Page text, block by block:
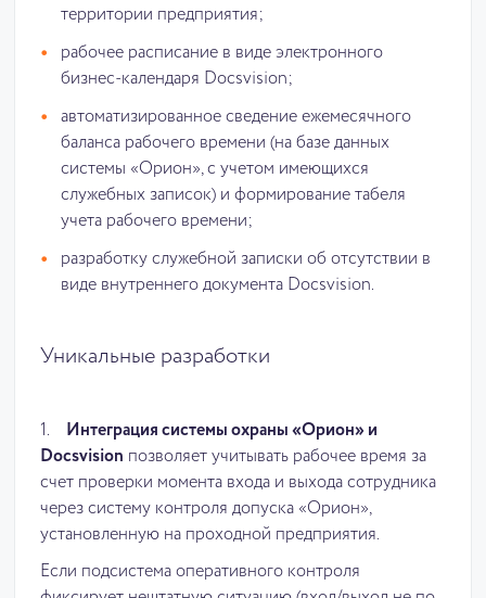
территории предприятия;
рабочее расписание в виде электронного
бизнес-календаря Docsvision;
автоматизированное сведение ежемесячного
баланса рабочего времени (на базе данных
системы «Орион», с учетом имеющихся
служебных записок) и формирование табеля
учета рабочего времени;
разработку служебной записки об отсутствии в
виде внутреннего документа Docsvision.
Уникальные разработки
1.
Интеграция системы охраны «Орион» и
Docsvision позволяет учитывать рабочее время за
счет проверки момента входа и выхода сотрудника
через систему контроля допуска «Орион»,
установленную на проходной предприятия.
Если подсистема оперативного контроля